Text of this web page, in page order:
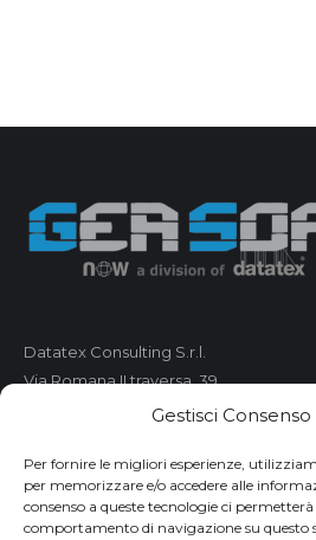
Gestisci
Per fornire le migliori esperienze,
per memorizzare e/o accedere alle
consenso a queste tecnologie ci
comportamento di navigazione su questo
Datatex Consulting S.r.l.
Via Romana II traversa, 39
Telefono: 0583 490 473
Fax: 0583 490 485